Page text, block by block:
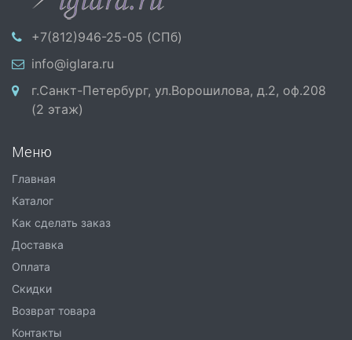
+7(812)946-25-05 (СПб)
info@iglara.ru
г.Санкт-Петербург, ул.Ворошилова, д.2, оф.208
(2 этаж)
Меню
Главная
Каталог
Как сделать заказ
Доставка
Оплата
Скидки
Возврат товара
Контакты